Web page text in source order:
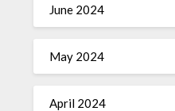
June 2024
May 2024
April 2024